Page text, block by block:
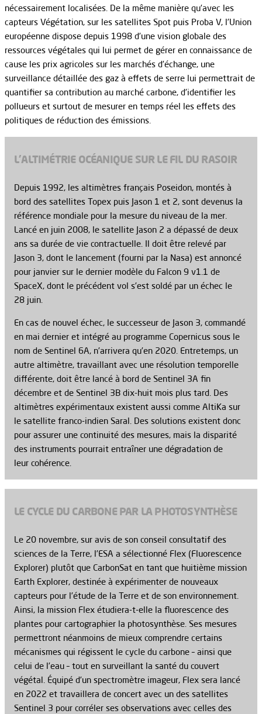
nécessairement localisées. De la même manière qu’avec les
capteurs Végétation, sur les satellites Spot puis Proba V, l’Union
européenne dispose depuis 1998 d’une vision globale des
ressources végétales qui lui permet de gérer en connaissance de
cause les prix agricoles sur les marchés d’échange, une
surveillance détaillée des gaz à effets de serre lui permettrait de
quantifier sa contribution au marché carbone, d’identifier les
pollueurs et surtout de mesurer en temps réel les effets des
politiques de réduction des émissions.
L'ALTIMÉTRIE OCÉANIQUE SUR LE FIL DU RASOIR
Depuis 1992, les altimètres français Poseidon, montés à
bord des satellites Topex puis Jason 1 et 2, sont devenus la
référence mondiale pour la mesure du niveau de la mer.
Lancé en juin 2008, le satellite Jason 2 a dépassé de deux
ans sa durée de vie contractuelle. Il doit être relevé par
Jason 3, dont le lancement (fourni par la Nasa) est annoncé
pour janvier sur le dernier modèle du Falcon 9 v1.1 de
SpaceX, dont le précédent vol s’est soldé par un échec le
28 juin.
En cas de nouvel échec, le successeur de Jason 3, commandé
en mai dernier et intégré au programme Copernicus sous le
nom de Sentinel 6A, n’arrivera qu’en 2020. Entretemps, un
autre altimètre, travaillant avec une résolution temporelle
différente, doit être lancé à bord de Sentinel 3A fin
décembre et de Sentinel 3B dix-huit mois plus tard. Des
altimètres expérimentaux existent aussi comme AltiKa sur
le satellite franco-indien Saral. Des solutions existent donc
pour assurer une continuité des mesures, mais la disparité
des instruments pourrait entraîner une dégradation de
leur cohérence.
LE CYCLE DU CARBONE PAR LA PHOTOSYNTHÈSE
Le 20 novembre, sur avis de son conseil consultatif des
sciences de la Terre, l’ESA a sélectionné Flex (Fluorescence
Explorer) plutôt que CarbonSat en tant que huitième mission
Earth Explorer, destinée à expérimenter de nouveaux
capteurs pour l’étude de la Terre et de son environnement.
Ainsi, la mission Flex étudiera-t-elle la fluorescence des
plantes pour cartographier la photosynthèse. Ses mesures
permettront néanmoins de mieux comprendre certains
mécanismes qui régissent le cycle du carbone – ainsi que
celui de l’eau – tout en surveillant la santé du couvert
végétal. Équipé d’un spectromètre imageur, Flex sera lancé
en 2022 et travaillera de concert avec un des satellites
Sentinel 3 pour corréler ses observations avec celles des